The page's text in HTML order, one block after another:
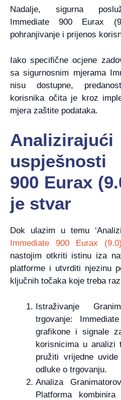
Nadalje, sigurna
Immediate 900 Eurax
pohranjivanje i prijenos
Iako specifične ocjene
sa sigurnosnim mjerama
nisu dostupne,
korisnika očita je kroz
mjera zaštite podataka.
uspješnosti
900 Eurax
je stvar
Dok ulazim u temu
Immediate 900 Eurax (9.0)
nastojim otkriti istinu iza
platforme i utvrditi njezinu
ključnih točaka koje treba
Istraživanje
trgovanje:
grafikone i signale
korisnicima u analizi
pružiti vrijedne
odluke o trgovanju.
Analiza
Platforma